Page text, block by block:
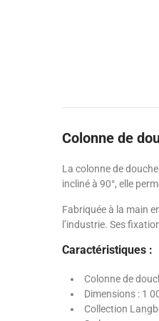
Colonne de
La colonne de
incliné à 90°, elle
Fabriquée à la main
l’industrie. Ses
Caractéristiques :
Colonne de
Dimensions : 1
Collection